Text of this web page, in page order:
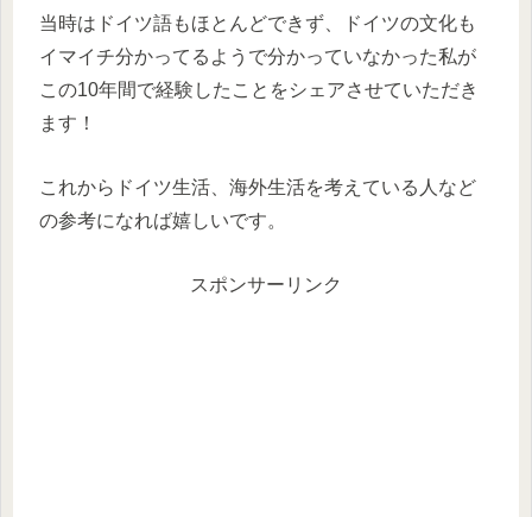
当時はドイツ語もほとんどできず、ドイツの文化も
イマイチ分かってるようで分かっていなかった私が
この10年間で経験したことをシェアさせていただき
ます！
これからドイツ生活、海外生活を考えている人など
の参考になれば嬉しいです。
スポンサーリンク